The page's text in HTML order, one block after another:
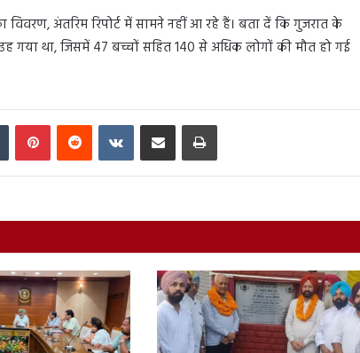
विवरण, अंतरिम रिपोर्ट में सामने नहीं आ रहे हैं। बता दें कि गुजरात के
गया था, जिसमें 47 बच्चों सहित 140 से अधिक लोगों की मौत हो गई
Tumblr PinterestReddit VKontakteShare via Email Print